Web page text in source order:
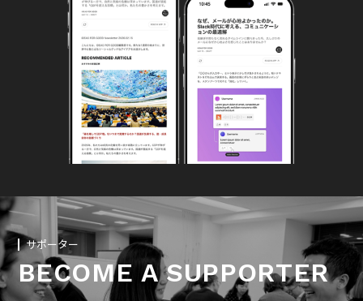
サポーター
BECOME A SUPPORTER